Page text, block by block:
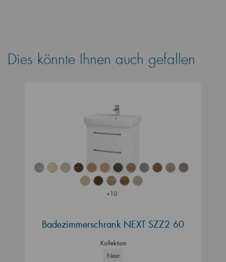
Dies könnte Ihnen auch gefallen
+10
Badezimmerschrank NEXT SZZ2 60
Kollektion
Next